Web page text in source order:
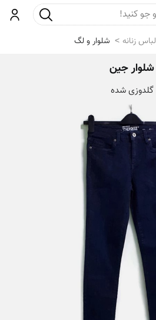
ورودجست و جو
لباس زنانه شلوار و لگ
شلوار جین
گلدوزی شده